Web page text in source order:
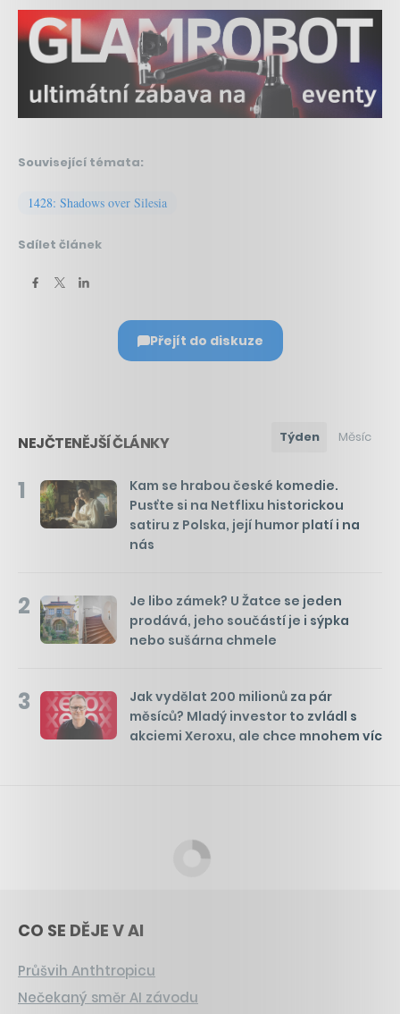
Související témata:
1428: Shadows over Silesia
Sdílet článek
Přejít do diskuze
NEJČTENĚJŠÍ ČLÁNKY Týden Měsíc
1
Kam se hrabou české komedie.
Pusťte si na Netflixu historickou
satiru z Polska, její humor platí i na
nás
2
Je libo zámek? U Žatce se jeden
prodává, jeho součástí je i sýpka
nebo sušárna chmele
3
Jak vydělat 200 milionů za pár
měsíců? Mladý investor to zvládl s
akciemi Xeroxu, ale chce mnohem víc
CO SE DĚJE V AI
Průšvih Anthtropicu
Nečekaný směr AI závodu